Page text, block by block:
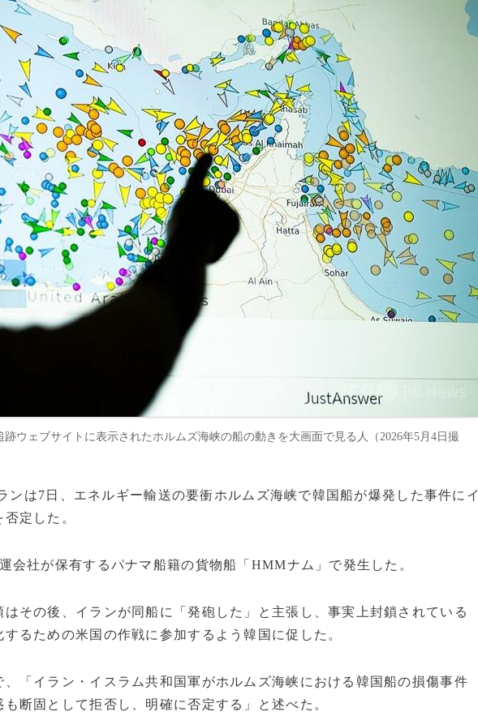
ウェブサイトに表示されたホルムズ海峡の船の動きを大画面で見る人（2026年5月4日撮
ンは7日、エネルギー輸送の要衝ホルムズ海峡で韓国船が爆発した事件にイ
定した。
会社が保有するパナマ船籍の貨物船「HMMナム」で発生した。
はその後、イランが同船に「発砲した」と主張し、事実上封鎖されている
るための米国の作戦に参加するよう韓国に促した。
「イラン・イスラム共和国軍がホルムズ海峡における韓国船の損傷事件
断固として拒否し、明確に否定する」と述べた。